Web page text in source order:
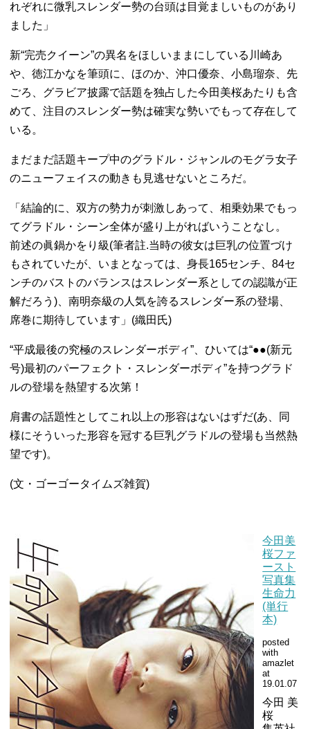
れぞれに微乳スレンダー勢の台頭は目覚ましいものがあり
ました」
新“完売クイーン”の異名をほしいままにしている川崎あ
や、徳江かなを筆頭に、ほのか、沖口優奈、小島瑠奈、先
ごろ、グラビア披露で話題を独占した今田美桜あたりも含
めて、注目のスレンダー勢は確実な勢いでもって存在して
いる。
まだまだ話題キープ中のグラドル・ジャンルのモグラ女子
のニューフェイスの動きも見逃せないところだ。
「結論的に、双方の勢力が刺激しあって、相乗効果でもっ
てグラドル・シーン全体が盛り上がればいうことなし。
前述の眞鍋かをり級(筆者註.当時の彼女は巨乳の位置づけ
もされていたが、いまとなっては、身長165センチ、84セ
ンチのバストのバランスはスレンダー系としての認識が正
解だろう)、南明奈級の人気を誇るスレンダー系の登場、
席巻に期待しています」(織田氏)
“平成最後の究極のスレンダーボディ”、ひいては“●●(新元
号)最初のパーフェクト・スレンダーボディ”を持つグラド
ルの登場を熱望する次第！
肩書の話題性としてこれ以上の形容はないはずだ(あ、同
様にそういった形容を冠する巨乳グラドルの登場も当然熱
望です)。
(文・ゴーゴータイムズ雑賀)
今田美
桜ファ
ースト
写真集
生命力
(単行
本)
posted
with
amazlet
at
19.01.07
今田 美
桜